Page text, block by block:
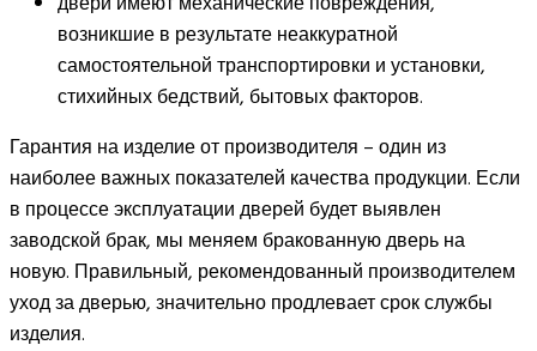
возникшие в результате неаккуратной
самостоятельной транспортировки и установки,
стихийных бедствий, бытовых факторов.
Гарантия на изделие от производителя – один из
наиболее важных показателей качества продукции. Если
в процессе эксплуатации дверей будет выявлен
заводской брак, мы меняем бракованную дверь на
новую. Правильный, рекомендованный производителем
уход за дверью, значительно продлевает срок службы
изделия.